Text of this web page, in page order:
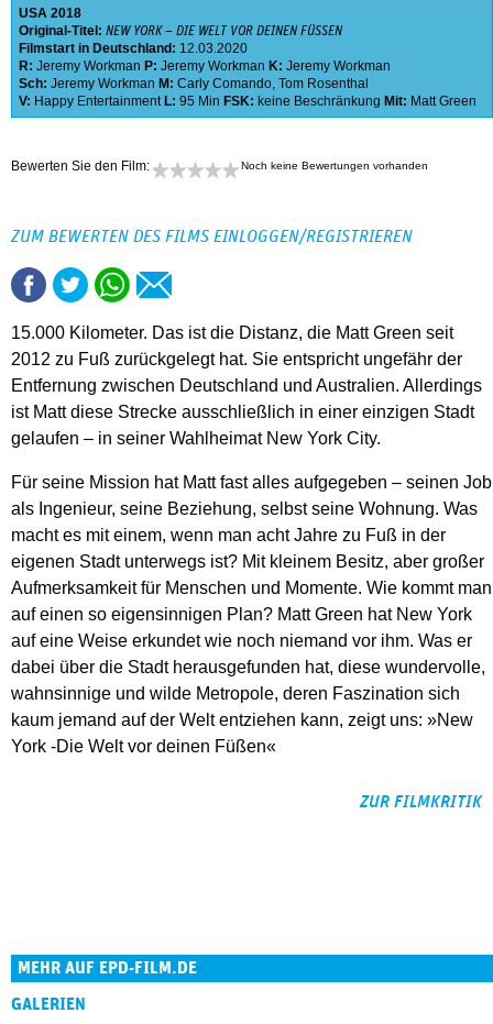
USA 2018
Original-Titel: NEW YORK – DIE WELT VOR DEINEN FÜSSEN
Filmstart in Deutschland: 12.03.2020
R: Jeremy Workman P: Jeremy Workman K: Jeremy Workman
Sch: Jeremy Workman M: Carly Comando, Tom Rosenthal
V: Happy Entertainment L: 95 Min FSK: keine Beschränkung Mit: Matt Green
Bewerten Sie den Film: Noch keine Bewertungen vorhanden
ZUM BEWERTEN DES FILMS EINLOGGEN/REGISTRIEREN
15.000 Kilometer. Das ist die Distanz, die Matt Green seit
2012 zu Fuß zurückgelegt hat. Sie entspricht ungefähr der
Entfernung zwischen Deutschland und Australien. Allerdings
ist Matt diese Strecke ausschließlich in einer einzigen Stadt
gelaufen – in seiner Wahlheimat New York City.
Für seine Mission hat Matt fast alles aufgegeben – seinen Job
als Ingenieur, seine Beziehung, selbst seine Wohnung. Was
macht es mit einem, wenn man acht Jahre zu Fuß in der
eigenen Stadt unterwegs ist? Mit kleinem Besitz, aber großer
Aufmerksamkeit für Menschen und Momente. Wie kommt man
auf einen so eigensinnigen Plan? Matt Green hat New York
auf eine Weise erkundet wie noch niemand vor ihm. Was er
dabei über die Stadt herausgefunden hat, diese wundervolle,
wahnsinnige und wilde Metropole, deren Faszination sich
kaum jemand auf der Welt entziehen kann, zeigt uns: »New
York -Die Welt vor deinen Füßen«
ZUR FILMKRITIK
MEHR AUF EPD-FILM.DE
GALERIEN